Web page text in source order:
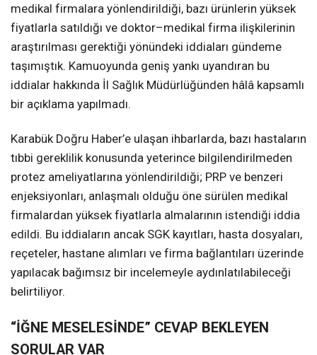
medikal firmalara yönlendirildiği, bazı ürünlerin yüksek
fiyatlarla satıldığı ve doktor–medikal firma ilişkilerinin
araştırılması gerektiği yönündeki iddiaları gündeme
taşımıştık. Kamuoyunda geniş yankı uyandıran bu
iddialar hakkında İl Sağlık Müdürlüğünden hâlâ kapsamlı
bir açıklama yapılmadı.
Karabük Doğru Haber’e ulaşan ihbarlarda, bazı hastaların
tıbbi gereklilik konusunda yeterince bilgilendirilmeden
protez ameliyatlarına yönlendirildiği; PRP ve benzeri
enjeksiyonları, anlaşmalı olduğu öne sürülen medikal
firmalardan yüksek fiyatlarla almalarının istendiği iddia
edildi. Bu iddiaların ancak SGK kayıtları, hasta dosyaları,
reçeteler, hastane alımları ve firma bağlantıları üzerinde
yapılacak bağımsız bir incelemeyle aydınlatılabileceği
belirtiliyor.
“İĞNE MESELESİNDE” CEVAP BEKLEYEN
SORULAR VAR